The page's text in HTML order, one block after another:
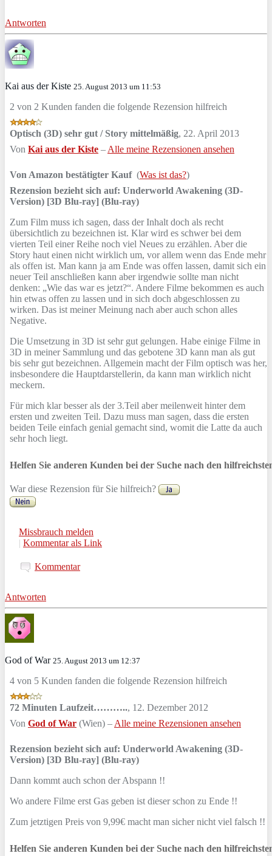
Antworten
Kai aus der Kiste 25. August 2013 um 11:53
2 von 2 Kunden fanden die folgende Rezension hilfreich
Optisch (3D) sehr gut / Story mittelmäßig, 22. April 2013
Von Kai aus der Kiste – Alle meine Rezensionen ansehen
Von Amazon bestätigter Kauf (Was ist das?)
Rezension bezieht sich auf: Underworld Awakening (3D-
Version) [3D Blu-ray] (Blu-ray)
Zum Film muss ich sagen, dass der Inhalt doch als recht
übersichtlich zu bezeichnen ist. Klar wird es schwer bei dem
vierten Teil einer Reihe noch viel Neues zu erzählen. Aber die
Story haut einen nicht wirklich um, vor allem wenn das Ende mehr
als offen ist. Man kann ja am Ende was offen lassen, damit sich ein
neuer Teil anschließen kann aber irgendwie sollte man nicht
denken: „Wie das war es jetzt?“. Andere Filme bekommen es auch
hin etwas offen zu lassen und in sich doch abgeschlossen zu
wirken. Das ist meiner Meinung nach aber auch schon alles
Negative.
Die Umsetzung in 3D ist sehr gut gelungen. Habe einige Filme in
3D in meiner Sammlung und das gebotene 3D kann man als gut
bis sehr gut bezeichnen. Allgemein macht der Film optisch was her,
insbesondere die Hauptdarstellerin, da kann man wirklich nicht
meckern.
Für mich klar besser als der 3.Teil aber meilenweit hinter dem
ersten und zweiten Teil. Dazu muss man sagen, dass die ersten
beiden Teile einfach genial gemacht sind, womit die Latte da auch
sehr hoch liegt.
Helfen Sie anderen Kunden bei der Suche nach den
War diese Rezension für Sie hilfreich?
Missbrauch melden
| Kommentar als Link
Kommentar
Antworten
God of War 25. August 2013 um 12:37
4 von 5 Kunden fanden die folgende Rezension hilfreich
72 Minuten Laufzeit……….., 12. Dezember 2012
Von God of War (Wien) – Alle meine Rezensionen ansehen
Rezension bezieht sich auf: Underworld Awakening (3D-
Version) [3D Blu-ray] (Blu-ray)
Dann kommt auch schon der Abspann !!
Wo andere Filme erst Gas geben ist dieser schon zu Ende !!
Zum jetztigen Preis von 9,99€ macht man sicher nicht viel falsch !!
Helfen Sie anderen Kunden bei der Suche nach den